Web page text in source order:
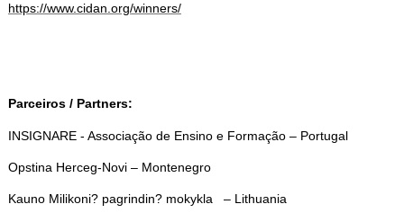
https://www.cidan.org/winners/
Parceiros / Partners:
INSIGNARE - Associação de Ensino e Formação – Portugal
Opstina Herceg-Novi – Montenegro
Kauno Milikoni? pagrindin? mokykla – Lithuania